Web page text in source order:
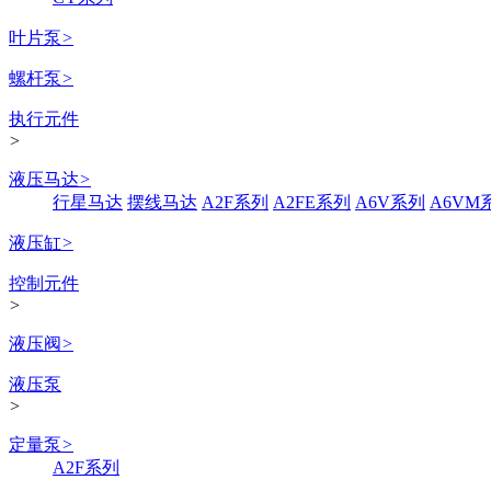
叶片泵>
螺杆泵>
执行元件
>
液压马达>
行星马达 摆线马达 A2F系列 A2FE系列 A6V系列 A6VM
液压缸>
控制元件
>
液压阀>
液压泵
>
定量泵>
A2F系列